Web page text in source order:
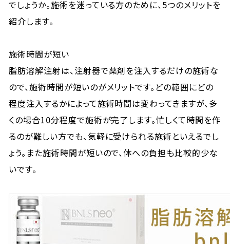
でしょうか。施術を迷っている方のために、5つのメリットを
紹介します。
施術時間が短い
脂肪溶解注射は、注射器で薬剤を注入するだけの施術な
ので、施術時間が短いのがメリットです。どの範囲にどの
程度注入するかによって施術時間は変わってきますが、多
くの場合10分程度で施術が完了します。忙しくて時間を作
るのが難しい方でも、気軽に受けられる施術といえるでし
ょう。また施術時間が短いので、体への負担も比較的少な
いです。